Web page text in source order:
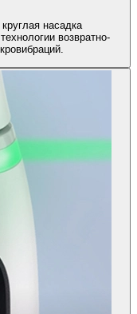
насадка
возвратно-